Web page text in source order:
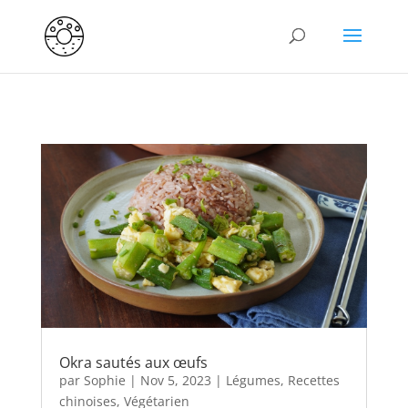
Okra sautés aux œufs
par Sophie | Nov 5, 2023 | Légumes, Recettes
chinoises, Végétarien